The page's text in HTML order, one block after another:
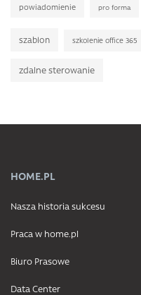
powiadomienie pro forma
szablon szkolenie office 365
zdalne sterowanie
HOME.PL
Nasza historia sukcesu
Praca w home.pl
Biuro Prasowe
Data Center